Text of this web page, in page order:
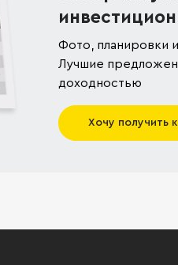
Фото, планировки
Лучшие
доходностью
Хочу получить